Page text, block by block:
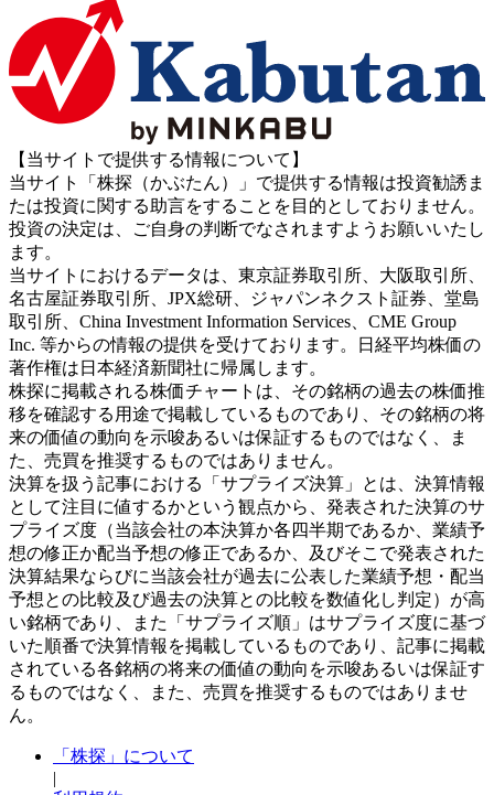
【当サイトで提供する情報について】
当サイト「株探（かぶたん）」で提供する情報は投資勧誘ま
たは投資に関する助言をすることを目的としておりません。
投資の決定は、ご自身の判断でなされますようお願いいたし
ます。
当サイトにおけるデータは、東京証券取引所、大阪取引所、
名古屋証券取引所、JPX総研、ジャパンネクスト証券、堂島
取引所、China Investment Information Services、CME Group
Inc. 等からの情報の提供を受けております。日経平均株価の
著作権は日本経済新聞社に帰属します。
株探に掲載される株価チャートは、その銘柄の過去の株価推
移を確認する用途で掲載しているものであり、その銘柄の将
来の価値の動向を示唆あるいは保証するものではなく、ま
た、売買を推奨するものではありません。
決算を扱う記事における「サプライズ決算」とは、決算情報
として注目に値するかという観点から、発表された決算のサ
プライズ度（当該会社の本決算か各四半期であるか、業績予
想の修正か配当予想の修正であるか、及びそこで発表された
決算結果ならびに当該会社が過去に公表した業績予想・配当
予想との比較及び過去の決算との比較を数値化し判定）が高
い銘柄であり、また「サプライズ順」はサプライズ度に基づ
いた順番で決算情報を掲載しているものであり、記事に掲載
されている各銘柄の将来の価値の動向を示唆あるいは保証す
るものではなく、また、売買を推奨するものではありませ
ん。
「株探」について
|